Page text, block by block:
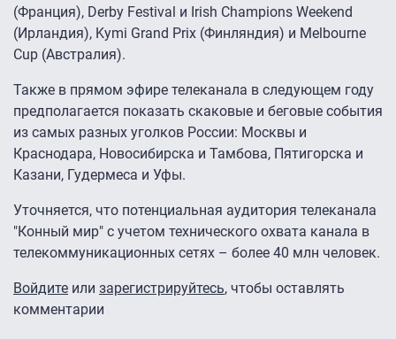
(Франция), Derby Festival и Irish Champions Weekend
(Ирландия), Kymi Grand Prix (Финляндия) и Melbourne
Сup (Австралия).
Также в прямом эфире телеканала в следующем году
предполагается показать скаковые и беговые события
из самых разных уголков России: Москвы и
Краснодара, Новосибирска и Тамбова, Пятигорска и
Казани, Гудермеса и Уфы.
Уточняется, что потенциальная аудитория телеканала
"Конный мир" с учетом технического охвата канала в
телекоммуникационных сетях – более 40 млн человек.
Войдите или зарегистрируйтесь, чтобы оставлять
комментарии